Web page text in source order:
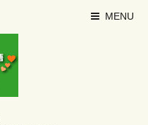
MENU